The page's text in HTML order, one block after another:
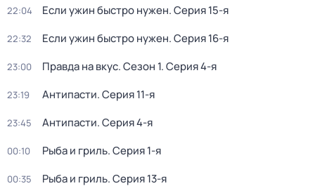
22:04 Если ужин быстро нужен. Серия 15-я
22:32 Если ужин быстро нужен. Серия 16-я
23:00 Правда на вкус. Сезон 1. Серия 4-я
23:19 Антипасти. Серия 11-я
23:45 Антипасти. Серия 4-я
00:10 Рыба и гриль. Серия 1-я
00:35 Рыба и гриль. Серия 13-я